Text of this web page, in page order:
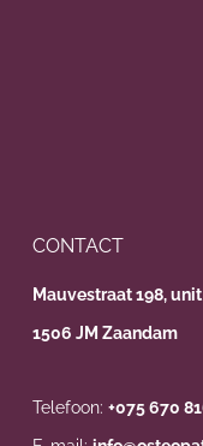
CONTACT
Mauvestraat 198,
1506 JM Zaandam
Telefoon: +075 670